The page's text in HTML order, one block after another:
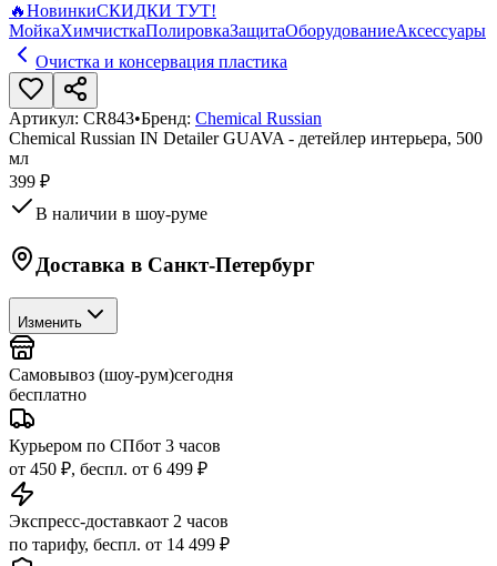
🔥НовинкиСКИДКИ ТУТ!
МойкаХимчисткаПолировкаЗащитаОборудованиеАксессуары
Очистка и консервация пластика
Артикул: CR843•Бренд: Chemical Russian
Chemical Russian IN Detailer GUAVA - детейлер интерьера, 500
мл
399 ₽
В наличии в шоу-руме
Доставка в Санкт-Петербург
Изменить
Самовывоз (шоу-рум)сегодня
бесплатно
Курьером по СПбот 3 часов
от 450 ₽, беспл. от 6 499 ₽
Экспресс-доставкаот 2 часов
по тарифу, беспл. от 14 499 ₽